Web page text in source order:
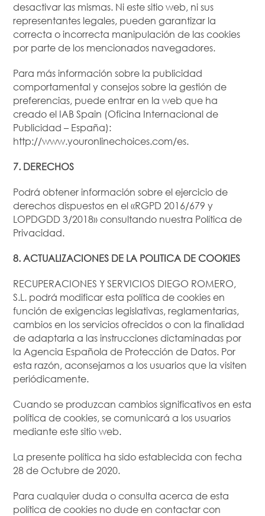
desactivar las mismas. Ni este sitio web, ni sus
representantes legales, pueden garantizar la
correcta o incorrecta manipulación de las cookies
por parte de los mencionados navegadores.
Para más información sobre la publicidad
comportamental y consejos sobre la gestión de
preferencias, puede entrar en la web que ha
creado el IAB Spain (Oficina Internacional de
Publicidad – España):
http://www.youronlinechoices.com/es.
7. DERECHOS
Podrá obtener información sobre el ejercicio de
derechos dispuestos en el «RGPD 2016/679 y
LOPDGDD 3/2018» consultando nuestra Política de
Privacidad.
8. ACTUALIZACIONES DE LA POLITICA DE COOKIES
RECUPERACIONES Y SERVICIOS DIEGO ROMERO,
S.L. podrá modificar esta política de cookies en
función de exigencias legislativas, reglamentarias,
cambios en los servicios ofrecidos o con la finalidad
de adaptarla a las instrucciones dictaminadas por
la Agencia Española de Protección de Datos. Por
esta razón, aconsejamos a los usuarios que la visiten
periódicamente.
Cuando se produzcan cambios significativos en esta
política de cookies, se comunicará a los usuarios
mediante este sitio web.
La presente política ha sido establecida con fecha
28 de Octubre de 2020.
Para cualquier duda o consulta acerca de esta
política de cookies no dude en contactar con